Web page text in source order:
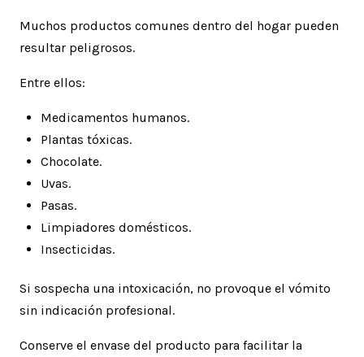
Muchos productos comunes dentro del hogar pueden
resultar peligrosos.
Entre ellos:
Medicamentos humanos.
Plantas tóxicas.
Chocolate.
Uvas.
Pasas.
Limpiadores domésticos.
Insecticidas.
Si sospecha una intoxicación, no provoque el vómito
sin indicación profesional.
Conserve el envase del producto para facilitar la